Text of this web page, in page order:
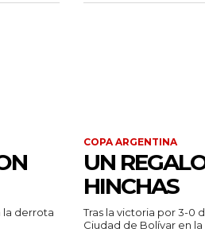
derrota
COPA ARGENTINA
UN
HINCHAS
Tras la victoria por 3-0
Ciudad de Bolívar en la